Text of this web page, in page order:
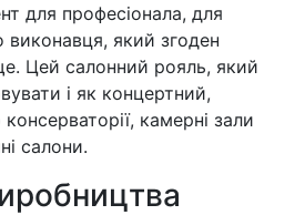
для професіонала, для
виконавця, який згоден
Цей салонний рояль, який
і як концертний,
камерні зали
салони.